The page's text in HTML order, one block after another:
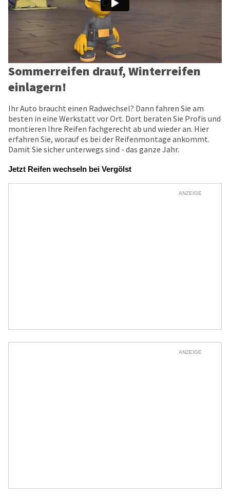
Sommerreifen drauf, Winterreifen
einlagern!
Ihr Auto braucht einen Radwechsel? Dann fahren Sie am
besten in eine Werkstatt vor Ort. Dort beraten Sie Profis und
montieren Ihre Reifen fachgerecht ab und wieder an. Hier
erfahren Sie, worauf es bei der Reifenmontage ankommt.
Damit Sie sicher unterwegs sind - das ganze Jahr.
Jetzt Reifen wechseln bei Vergölst
ANZEIGE
ANZEIGE